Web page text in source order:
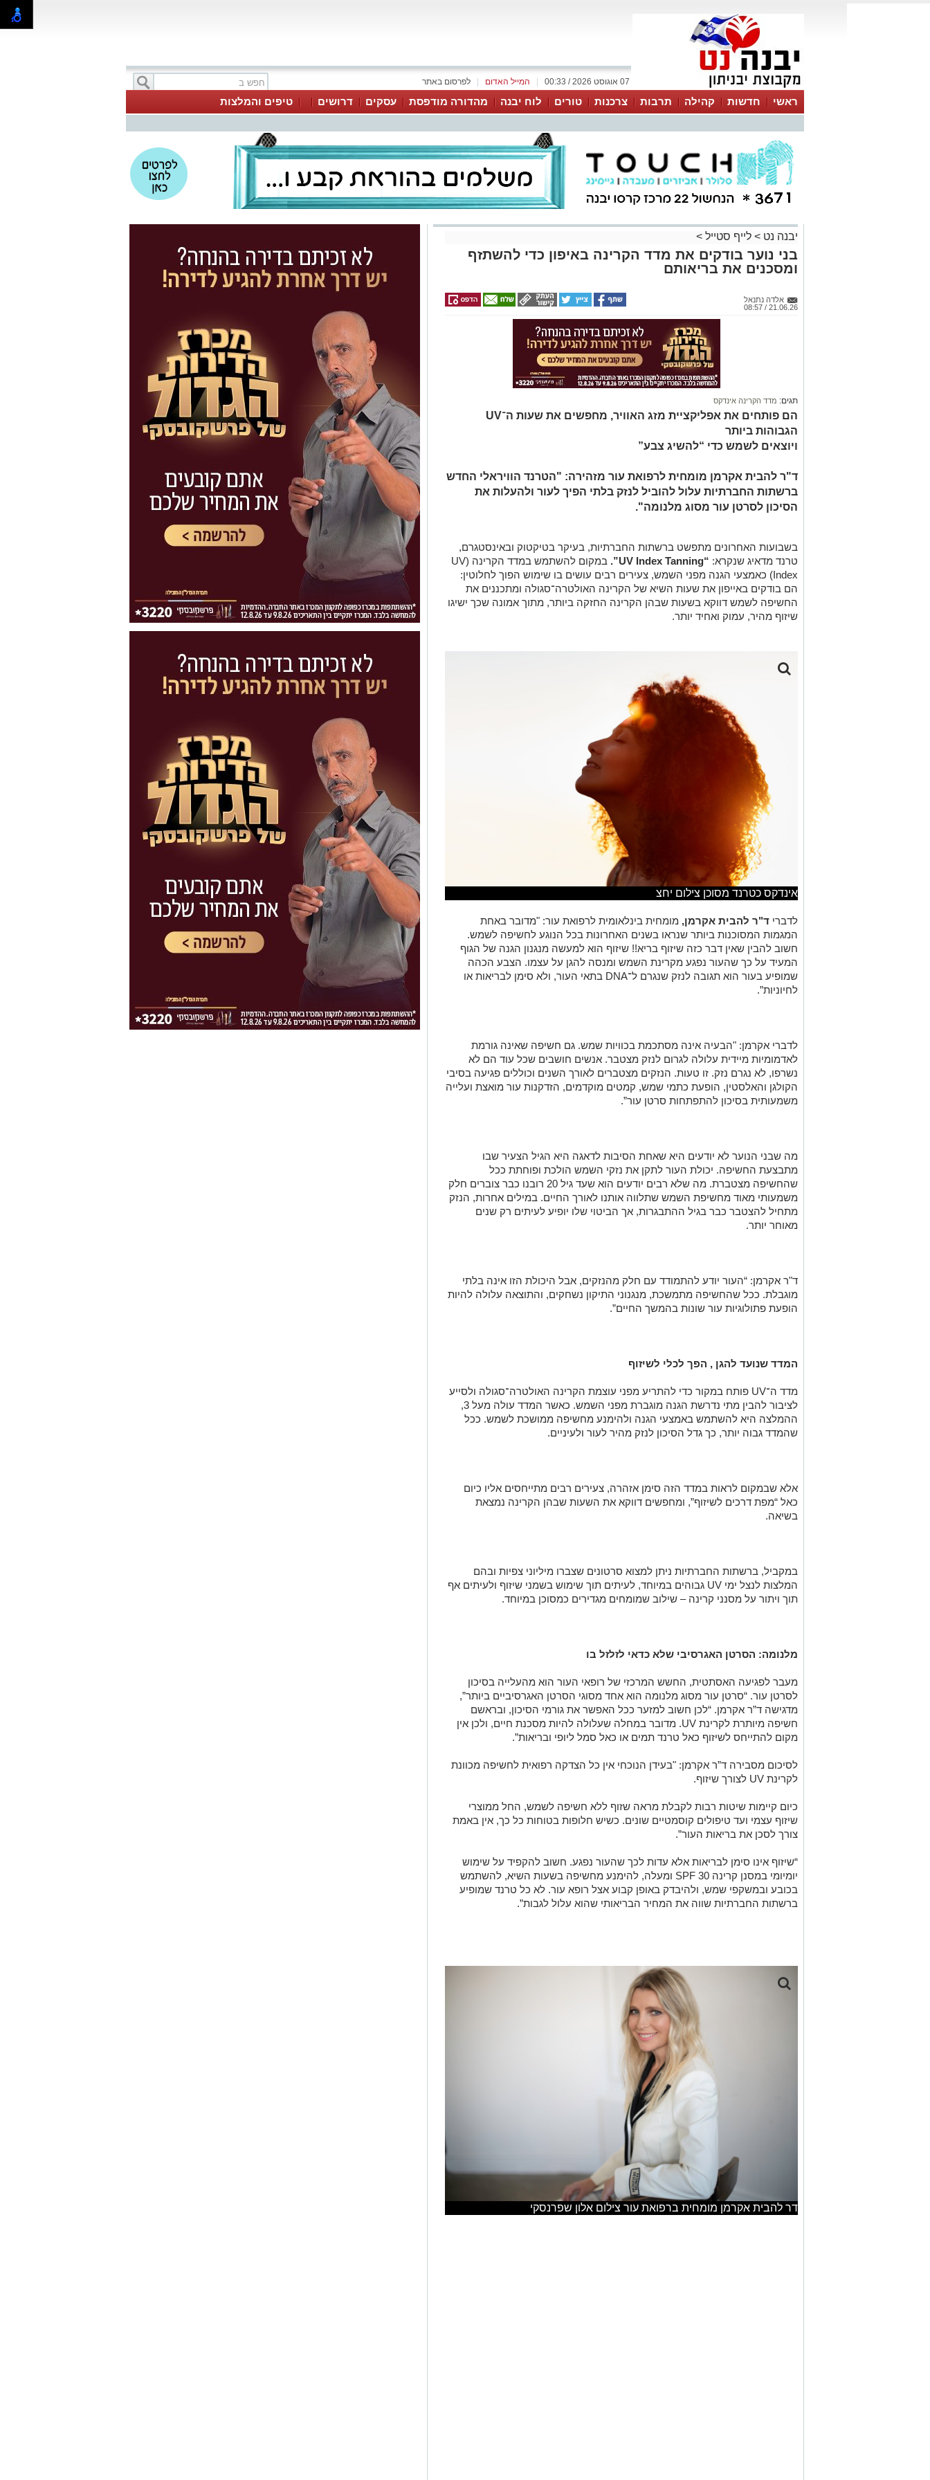
לפרסום באתר המייל האדום 07 אוגוסט 2026 / 00:33
ראשי חדשות קהילה תרבות צרכנות טורים לוח יבנה מהדורה מודפסת עסקים דרושים טיפים והמלצות
יבנה נט > לייף סטייל >
בני נוער בודקים את מדד הקרינה באיפון כדי להשתזף
ומסכנים את בריאותם
אלדה נתנאל
21.06.26 / 08:57
תגים: מדד הקרינה אינדקס
הם פותחים את אפליקציית מזג האוויר, מחפשים את שעות ה־UV
הגבוהות ביותר
ויוצאים לשמש כדי “להשיג צבע”
ד"ר להבית אקרמן מומחית לרפואת עור מזהירה: "הטרנד הוויראלי החדש
ברשתות החברתיות עלול להוביל לנזק בלתי הפיך לעור ולהעלות את
הסיכון לסרטן עור מסוג מלנומה".
בשבועות האחרונים מתפשט ברשתות החברתיות, בעיקר בטיקטוק ובאינסטגרם,
טרנד מדאיג שנקרא: “
UV Index Tanning
”.
במקום להשתמש במדד הקרינה (UV
Index) כאמצעי הגנה מפני השמש, צעירים רבים עושים בו שימוש הפוך לחלוטין:
הם בודקים באייפון את שעות השיא של הקרינה האולטרה־סגולה ומתכננים את
החשיפה לשמש דווקא בשעות שבהן הקרינה החזקה ביותר, מתוך אמונה שכך ישיגו
שיזוף מהיר, עמוק ואחיד יותר.
אינדקס כטרנד מסוכן צילום יחצ
לדברי ד"ר להבית אקרמן, מומחית בינלאומית לרפואת עור: "מדובר באחת
המגמות המסוכנות ביותר שנראו בשנים האחרונות בכל הנוגע לחשיפה לשמש.
חשוב להבין שאין דבר כזה שיזוף בריא!! שיזוף הוא למעשה מנגנון הגנה של הגוף
המעיד על כך שהעור נפגע מקרינת השמש ומנסה להגן על עצמו. הצבע הכהה
שמופיע בעור הוא תגובה לנזק שנגרם ל־DNA בתאי העור, ולא סימן לבריאות או
לחיוניות”.
לדברי אקרמן: "הבעיה אינה מסתכמת בכוויות שמש. גם חשיפה שאינה גורמת
לאדמומיות מיידית עלולה לגרום לנזק מצטבר. אנשים חושבים שכל עוד הם לא
נשרפו, לא נגרם נזק. זו טעות. הנזקים מצטברים לאורך השנים וכוללים פגיעה בסיבי
הקולגן והאלסטין, הופעת כתמי שמש, קמטים מוקדמים, הזדקנות עור מואצת ועלייה
משמעותית בסיכון להתפתחות סרטן עור”.
מה שבני הנוער לא יודעים היא שאחת הסיבות לדאגה היא הגיל הצעיר שבו
מתבצעת החשיפה. יכולת העור לתקן את נזקי השמש הולכת ופוחתת ככל
שהחשיפה מצטברת. מה שלא רבים יודעים הוא שעד גיל 20 רובנו כבר צוברים חלק
משמעותי מאוד מחשיפת השמש שתלווה אותנו לאורך החיים. במילים אחרות, הנזק
מתחיל להצטבר כבר בגיל ההתבגרות, אך הביטוי שלו יופיע לעיתים רק שנים
מאוחר יותר.
ד"ר אקרמן: “העור יודע להתמודד עם חלק מהנזקים, אבל היכולת הזו אינה בלתי
מוגבלת. ככל שהחשיפה מתמשכת, מנגנוני התיקון נשחקים, והתוצאה עלולה להיות
הופעת פתולוגיות עור שונות בהמשך החיים”.
המדד שנועד להגן , הפך לכלי לשיזוף
מדד ה־UV פותח במקור כדי להתריע מפני עוצמת הקרינה האולטרה־סגולה ולסייע
לציבור להבין מתי נדרשת הגנה מוגברת מפני השמש. כאשר המדד עולה מעל 3,
ההמלצה היא להשתמש באמצעי הגנה ולהימנע מחשיפה ממושכת לשמש. ככל
שהמדד גבוה יותר, כך גדל הסיכון לנזק מהיר לעור ולעיניים.
אלא שבמקום לראות במדד הזה סימן אזהרה, צעירים רבים מתייחסים אליו כיום
כאל “מפת דרכים לשיזוף”, ומחפשים דווקא את השעות שבהן הקרינה נמצאת
בשיאה.
במקביל, ברשתות החברתיות ניתן למצוא סרטונים שצברו מיליוני צפיות ובהם
המלצות לנצל ימי UV גבוהים במיוחד, לעיתים תוך שימוש בשמני שיזוף ולעיתים אף
תוך ויתור על מסנני קרינה – שילוב שמומחים מגדירים כמסוכן במיוחד.
מלנומה: הסרטן האגרסיבי שלא כדאי לזלזל בו
מעבר לפגיעה האסתטית, החשש המרכזי של רופאי העור הוא מהעלייה בסיכון
לסרטן עור. “סרטן עור מסוג מלנומה הוא אחד מסוגי הסרטן האגרסיביים ביותר”,
מדגישה ד”ר אקרמן. “לכן חשוב למזער ככל האפשר את גורמי הסיכון, ובראשם
חשיפה מיותרת לקרינת UV. מדובר במחלה שעלולה להיות מסכנת חיים, ולכן אין
מקום להתייחס לשיזוף כאל טרנד תמים או כאל סמל ליופי ובריאות”.
לסיכום מסבירה ד”ר אקרמן: "בעידן הנוכחי אין כל הצדקה רפואית לחשיפה מכוונת
לקרינת UV לצורך שיזוף.
כיום קיימות שיטות רבות לקבלת מראה שזוף ללא חשיפה לשמש, החל ממוצרי
שיזוף עצמי ועד טיפולים קוסמטיים שונים. כשיש חלופות בטוחות כל כך, אין באמת
צורך לסכן את בריאות העור”.
“שיזוף אינו סימן לבריאות אלא עדות לכך שהעור נפגע. חשוב להקפיד על שימוש
יומיומי במסנן קרינה SPF 30 ומעלה, להימנע מחשיפה בשעות השיא, להשתמש
בכובע ובמשקפי שמש, ולהיבדק באופן קבוע אצל רופא עור. לא כל טרנד שמופיע
ברשתות החברתיות שווה את המחיר הבריאותי שהוא עלול לגבות”.
דר להבית אקרמן מומחית ברפואת עור צילום אלון שפרנסקי